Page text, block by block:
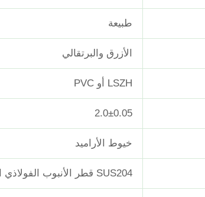
طبيعة
الأزرق والبرتقالي
LSZH أو PVC
2.0±0.05
خيوط الأراميد
SUS204 قطر الأنبوب الفولاذي المقاوم للصدأ (Φ4.8±0.05mm)